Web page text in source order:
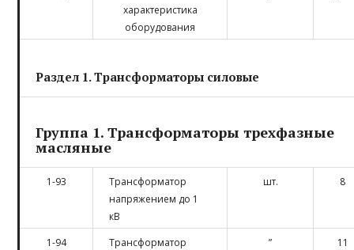
характеристика
оборудования
Раздел 1. Трансформаторы силовые
Группа 1. Трансформаторы трехфазные
масляные
1-93
Трансформатор
напряжением до 1
кВ
шт. 8
1-94
Трансформатор
” 11